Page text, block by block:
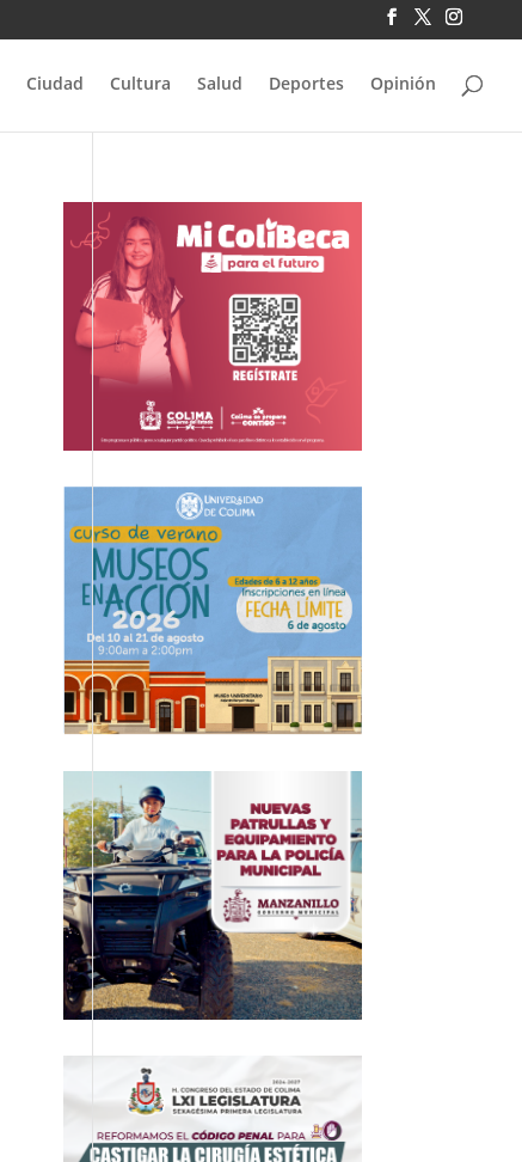
Ciudad Cultura Salud Deportes Opinión